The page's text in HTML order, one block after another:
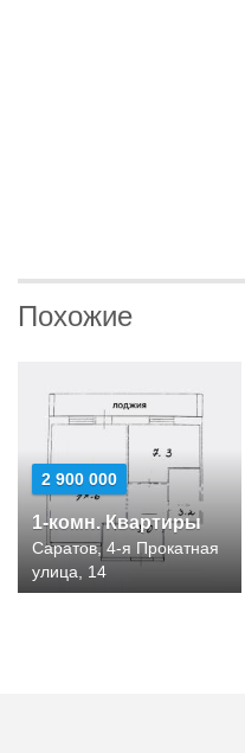
Похожие
2 900 000
1-комн. Квартиры
Саратов, 4-я Прокатная
улица, 14